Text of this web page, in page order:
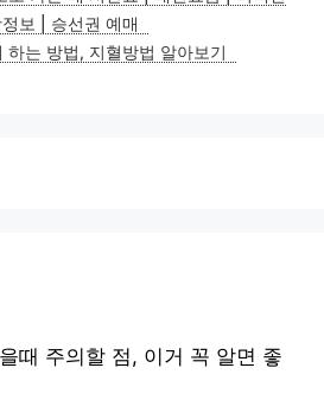
고
리
보 | 승선권 예매
하는 방법, 지혈방법 알아보기
때 주의할 점, 이거 꼭 알면 좋